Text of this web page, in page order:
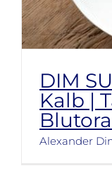
DIM
Kalb |
Alexander